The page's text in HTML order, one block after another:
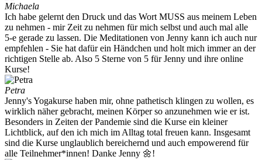
Michaela
Ich habe gelernt den Druck und das Wort MUSS aus meinem Leben
zu nehmen - mir Zeit zu nehmen für mich selbst und auch mal alle
5-e gerade zu lassen. Die Meditationen von Jenny kann ich auch nur
empfehlen - Sie hat dafür ein Händchen und holt mich immer an der
richtigen Stelle ab. Also 5 Sterne von 5 für Jenny und ihre online
Kurse!
Petra
Jenny's Yogakurse haben mir, ohne pathetisch klingen zu wollen, es
wirklich näher gebracht, meinen Körper so anzunehmen wie er ist.
Besonders in Zeiten der Pandemie sind die Kurse ein kleiner
Lichtblick, auf den ich mich im Alltag total freuen kann. Insgesamt
sind die Kurse unglaublich bereichernd und auch empowerend für
alle Teilnehmer*innen! Danke Jenny 🌼!